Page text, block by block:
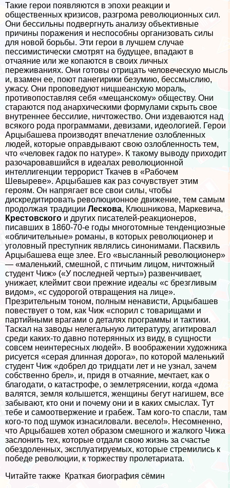
Такие герои появляются в эпохи реакции и
общественных кризисов, разгрома революционных сил.
Они бессильны подвергнуть анализу объективные
причины поражения и неспособны организовать силы
для новой борьбы. Эти герои в лучшем случае
пессимистически смотрят на будущее, впадают в
отчаяние или же копаются в своих личных
переживаниях. Они готовы отрицать человеческую мысль
и, взамен ее, поют панегирики безумию, бессмыслию,
ужасу. Они проповедуют ницшеанскую мораль,
противопоставляя себя «мещанскому» обществу. Они
стараются под анархическими формулами скрыть свое
внутреннее бессилие, ничтожество. Они издеваются над
всякого рода программами, девизами, идеологией. Герои
Арцыбашева производят впечатление озлобленных
людей, которые оправдывают свою озлобленность тем,
что «человек гадок по натуре». К такому выводу приходит
разочаровавшийся в идеалах революционной
интеллигенции террорист Ткачев в «Рабочем
Шевыреве». Арцыбашев как раз сочувствует этим
героям. Он напрягает все свои силы, чтобы
дискредитировать революционное движение, тем самым
продолжая традиции Лескова, Клюшникова, Маркевича,
Крестовского и других писателей-реакционеров,
писавших в 1860-70-е годы многотомные тенденциозные
«обличительные» романы, в которых революционер и
уголовный преступник являлись синонимами. Пасквиль
Арцыбашева еще злее. Его «высланный революционер»
— «маленький, смешной, с птичьим лицом, ничтожный
студент Чиж» («У последней черты») развенчивает,
унижает, клеймит свои прежние идеалы «с брезгливым
видом», «с судорогой отвращения на лице».
Презрительным тоном, полным ненависти, Арцыбашев
повествует о том, как Чиж «спорил с товарищами и
партийными врагами о деталях программы и тактики.
Таскал на заводы нелегальную литературу, агитировал
среди каких-то давно потерянных из виду, в сущности
совсем неинтересных людей». В воображении художника
рисуется «серая длинная дорога», по которой маленький
студент Чиж «добрел до тридцати лет и не узнал, зачем
собственно брел», и, придя в отчаяние, мечтает, как о
благодати, о катастрофе, о землетрясении, когда «дома
валятся, земля колышется, женщины бегут нагишем, все
забывают, кто они и почему они и в каких смыслах. Тут
тебе и самоотвержение и грабеж. Там кого-то спасли, там
кого-то под шумок изнacилoвали. весело!». Несомненно,
что Арцыбашев хотел образом смешного и жалкого Чижа
заслонить тех, которые отдали свою жизнь за счастье
обездоленных, эксплуатируемых, которые стремились к
победе революции, к торжеству пролетариата.
Читайте также Краткая биография сёмин